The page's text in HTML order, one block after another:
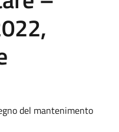
del mantenimento